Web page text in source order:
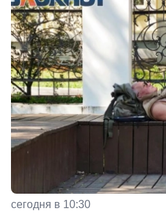
сегодня в 10:30